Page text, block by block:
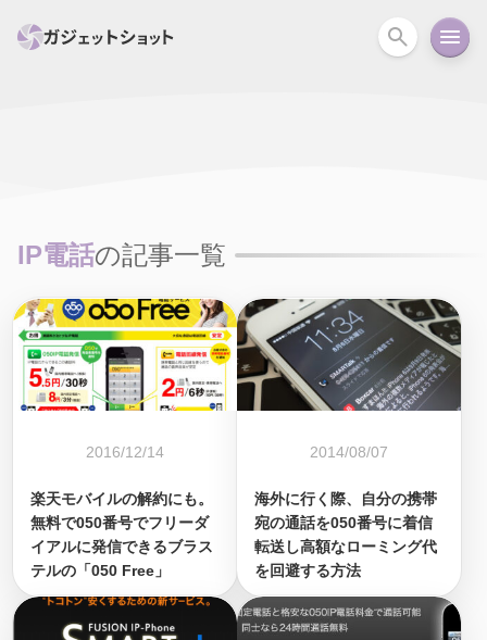
ガイド ニュース オーディオ 周辺機器
IP電話の記事一覧
2016/12/14
楽天モバイルの解約にも。
無料で050番号でフリーダ
イアルに発信できるブラス
テルの「050 Free」
2014/08/07
海外に行く際、自分の携帯
宛の通話を050番号に着信
転送し高額なローミング代
を回避する方法